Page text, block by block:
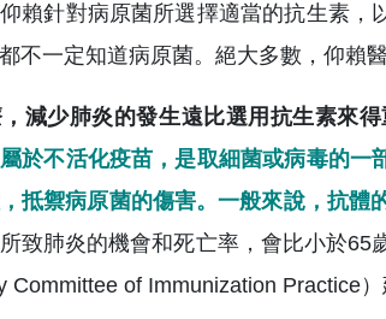
賴針對病原菌所選擇適當的抗生素
不一定知道病原菌。絕大多數，仰賴
減少肺炎的發生遠比選用抗生素來得
於不活化疫苗，是取細菌或病毒的
抵禦病原菌的傷害。一般來說，抗體
致肺炎的機會和死亡率，會比小於
Committee of Immunization Practice